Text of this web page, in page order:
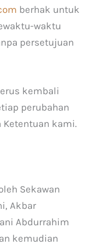
berhak untuk
waktu
persetujuan
kembali
perubahan
Ketentuan kami.
Sekawan
Akbar
Abdurrahim
kemudian